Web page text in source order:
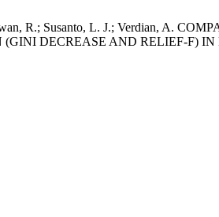
R.; Susanto, L. J.; Verdian, A.
(GINI DECREASE AND RELIEF-F)